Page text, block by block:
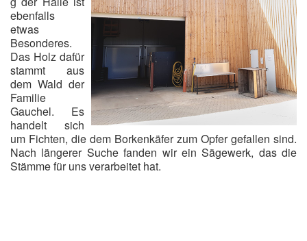
ebenfalls
etwas
Besonderes.
Das Holz dafür
stammt aus
dem Wald der
Familie
Gauchel. Es
handelt sich
um Fichten, die dem Borkenkäfer zum Opfer gefallen sind.
Nach längerer Suche fanden wir ein Sägewerk, das die
Stämme für uns verarbeitet hat.